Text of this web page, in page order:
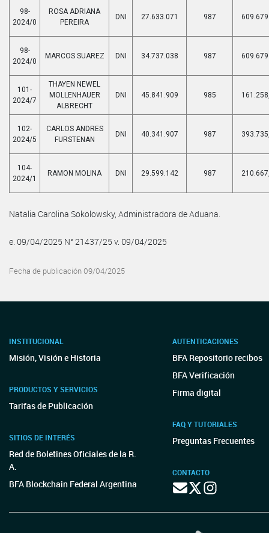
98-
2024/0
ROSA ADRIANA
PEREIRA
DNI 27.633.071 987
98-
2024/0
MARCOS SUAREZ DNI 34.737.038 987
101-
2024/7
THAYEN NEWEL
MOLLENHAUER
ALBRECHT
DNI 45.841.909 985
102-
2024/5
CARLOS ANDRES
FURSTENAN
DNI 40.341.907 987
104-
2024/1
RAMON MOLINA DNI 29.599.142 987
Natalia Carolina Sokolowsky, Administradora de Aduana.
e. 09/04/2025 N° 21437/25 v. 09/04/2025
Fecha de publicación 09/04/2025
INSTITUCIONAL
Misión, Visión e Historia
PRODUCTOS Y SERVICIOS
Tarifas de Publicación
SITIOS DE INTERÉS
Red de Boletines Oficiales de la R.
A.
BFA Blockchain Federal Argentina
AUTENTICACIONES
BFA Repositorio recibos
BFA Verificación
Firma digital
FAQ Y TUTORIALES
Preguntas Frecuentes
CONTACTO